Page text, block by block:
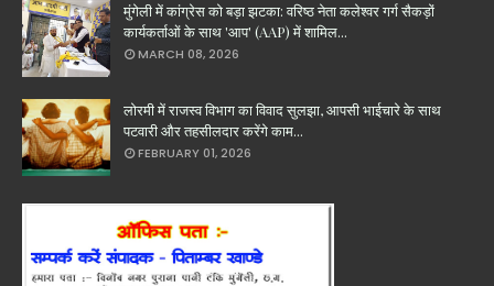
मुंगेली में कांग्रेस को बड़ा झटका: वरिष्ठ नेता कलेश्वर गर्ग सैकड़ों
कार्यकर्ताओं के साथ 'आप' (AAP) में शामिल...
MARCH 08, 2026
लोरमी में राजस्व विभाग का विवाद सुलझा, आपसी भाईचारे के साथ
पटवारी और तहसीलदार करेंगे काम...
FEBRUARY 01, 2026